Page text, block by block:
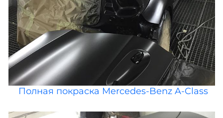
Полная покраска Mercedes-Benz A-Class